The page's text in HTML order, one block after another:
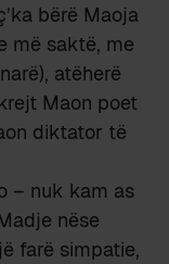
bërë Maoja
më saktë, me
atëherë
Maon poet
diktator të
– nuk kam as
nëse
farë simpatie,